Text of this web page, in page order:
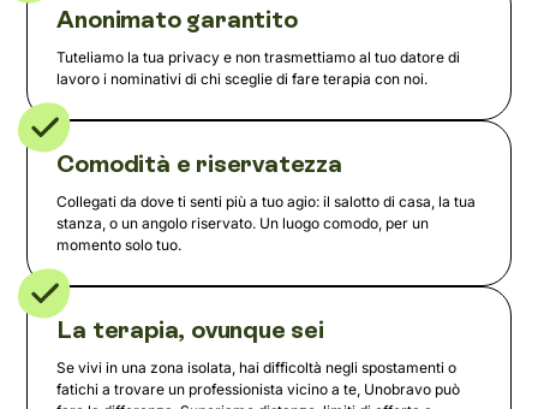
Anonimato garantito
Tuteliamo la tua privacy e non trasmettiamo al tuo datore di
lavoro i nominativi di chi sceglie di fare terapia con noi.
Comodità e riservatezza
Collegati da dove ti senti più a tuo agio: il salotto di casa, la tua
stanza, o un angolo riservato. Un luogo comodo, per un
momento solo tuo.
La terapia, ovunque sei
Se vivi in una zona isolata, hai difficoltà negli spostamenti o
fatichi a trovare un professionista vicino a te, Unobravo può